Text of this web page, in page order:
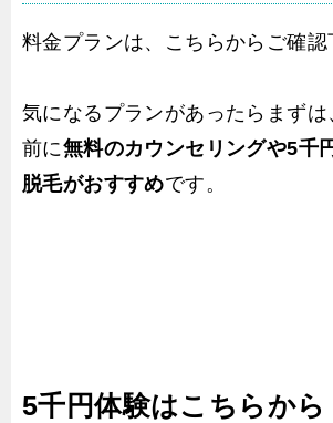
料金プランは、こちらからご確認
気になるプランがあったらまずは
前に無料のカウンセリングや5千
脱毛がおすすめです。
5千円体験はこちらから